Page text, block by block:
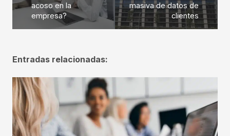
acoso en la
empresa?
masiva de datos de
clientes
Entradas relacionadas: